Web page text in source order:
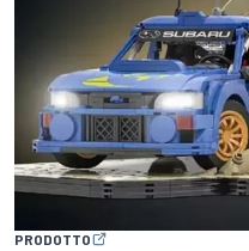
PRODOTTO